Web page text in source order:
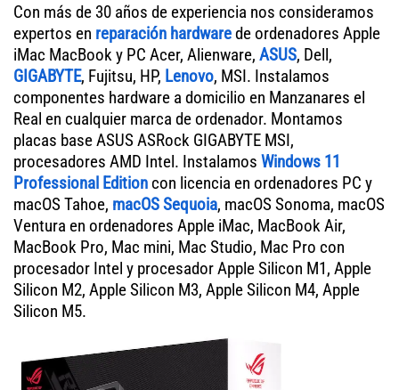
Con más de 30 años de experiencia nos consideramos
expertos en reparación hardwarede ordenadores Apple
iMac MacBook y PC Acer, Alienware, ASUS, Dell,
GIGABYTE, Fujitsu, HP, Lenovo, MSI. Instalamos
componentes hardware a domicilio en Manzanares el
Real en cualquier marca de ordenador. Montamos
placas base ASUS ASRock GIGABYTE MSI,
procesadores AMD Intel. Instalamos Windows 11
Professional Edition con licencia en ordenadores PC y
macOS Tahoe, macOS Sequoia, macOS Sonoma, macOS
Ventura en ordenadores Apple iMac, MacBook Air,
MacBook Pro, Mac mini, Mac Studio, Mac Pro con
procesador Intel y procesador Apple Silicon M1, Apple
Silicon M2, Apple Silicon M3, Apple Silicon M4, Apple
Silicon M5.